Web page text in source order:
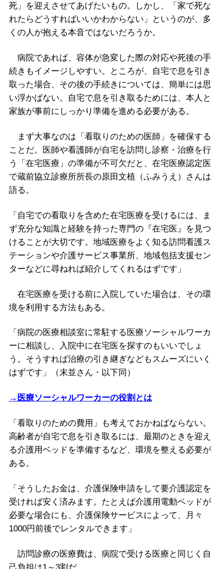
死」を迎えさせてあげたいもの。しかし、「家で死な
れたらどうすればいいかわからない」というのが、多
くの人が抱える本音ではないだろうか。
病院であれば、容体が急変した際の対応や死後の手
続きもイメージしやすい。ところが、自宅で息を引き
取った場合、その後の手続きについては、簡単には思
い浮かばない。自宅で息を引き取るためには、本人と
家族が事前にしっかり準備を進める必要がある。
まず大事なのは「看取りのための医師」を確保する
ことだ。医師や看護師が自宅を訪問し診察・治療を行
う「在宅医療」の準備が不可欠だと、在宅医療認定医
で蔵前協立診療所所長の原田文植（ふみうえ）さんは
語る。
「自宅での看取りを含めた在宅医療を受けるには、ま
ず充分な知識と経験を持った専門の『在宅医』を見つ
けることが大切です。地域医療をよく知る訪問看護ス
テーションや介護サービス事業所、地域包括支援セン
ターなどに尋ねれば紹介してくれるはずです」
在宅医療を受ける前に入院していた場合は、その環
境を利用する方法もある。
「病院の医療相談室に常駐する医療ソーシャルワーカ
ーに相談し、入院中に在宅医を探すのもいいでしょ
う。そうすれば治療の引き継ぎなどもスムーズにいく
はずです」（末並さん・以下同）
→医療ソーシャルワーカーの役割とは
「看取りのための費用」も考えておかねばならない。
高齢者が自宅で息を引き取るには、最期のときを迎え
る介護用ベッドを準備するなど、環境を整える必要が
ある。
「そうしたお金は、介護保険申請をして要介護認定を
受ければ安く済みます。たとえば介護用電動ベッドが
必要な場合にも、介護保険サービスによって、月々
1000円前後でレンタルできます」
訪問診療の医療費は、病院で受ける医療と同じく自
己負担は1～3割だ。